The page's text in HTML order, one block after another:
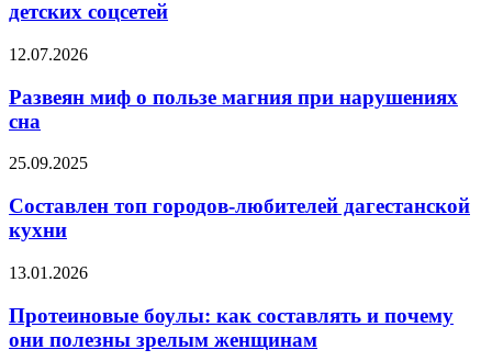
контроля
соцсетей
детских соцсетей
Развеян
о
пользе
магния
нарушениях
12.07.2026
Развеян миф о пользе магния при нарушениях
сна
Составлен
городов-
любителей
дагестанской
25.09.2025
Составлен топ городов-любителей дагестанской
кухни
Протеиновые
как
составлять
и
13.01.2026
Протеиновые боулы: как составлять и почему
они полезны зрелым женщинам